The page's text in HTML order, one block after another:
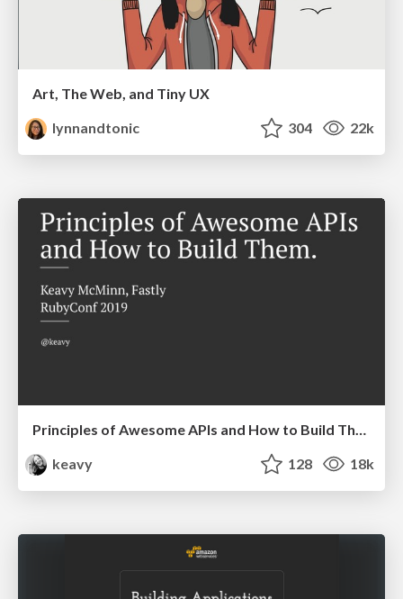
Art, The Web, and Tiny UX
lynnandtonic
304 22k
Principles of Awesome APIs and How to Build Them.
keavy
128 18k